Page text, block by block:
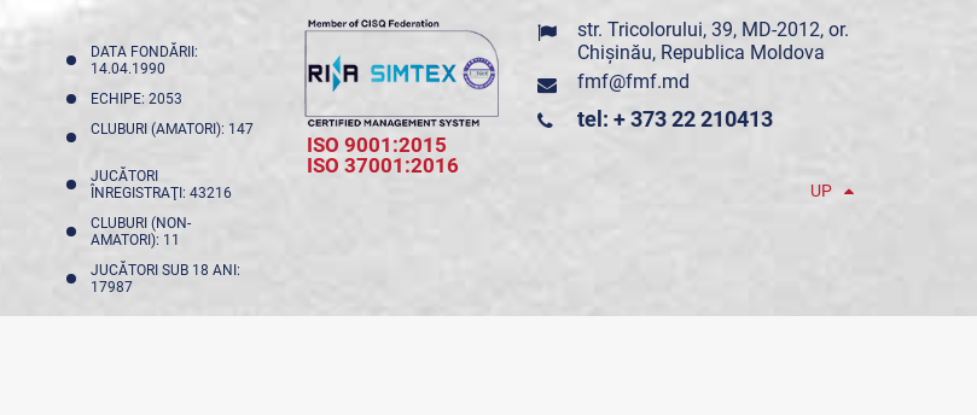
DATA FONDĂRII:
14.04.1990
ECHIPE: 2053
CLUBURI (AMATORI): 147
JUCĂTORI
ÎNREGISTRAŢI: 43216
CLUBURI (NON-
AMATORI): 11
JUCĂTORI SUB 18 ANI:
17987
ISO 9001:2015
ISO 37001:2016
str. Tricolorului, 39, MD-2012, or.
Chișinău, Republica Moldova
fmf@fmf.md
tel: + 373 22 210413
UP